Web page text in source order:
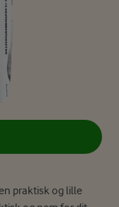
praktisk og lille